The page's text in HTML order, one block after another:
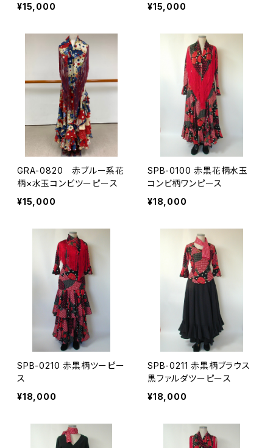
¥15,000
¥15,000
GRA-0820 赤ブルー系花
柄×水玉コンビツーピース
¥15,000
SPB-0100 赤黒花柄水玉
コンビ柄ワンピース
¥18,000
SPB-0210 赤黒柄ツーピー
ス
¥18,000
SPB-0211 赤黒柄ブラウス
黒ファルダツーピース
¥18,000